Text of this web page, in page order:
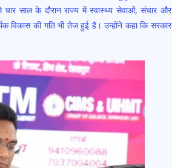
साल के दौरान राज्य में स्वास्थ्य सेवाओं, संचार और
विकास की गति भी तेज हुई है। उन्होंने कहा कि सरकार